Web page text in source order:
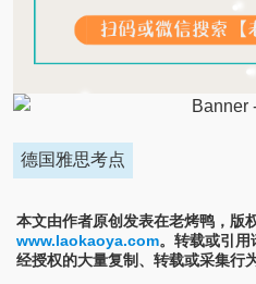
德国雅思考点
本文由作者原创发表在老烤鸭，版
www.laokaoya.com。转载或引用
经授权的大量复制、转载或采集行